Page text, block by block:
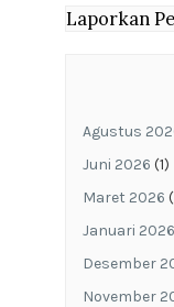
Laporkan
Agustus
Juni 2026 (1)
Maret 2026
Januari 2026
Desember
November